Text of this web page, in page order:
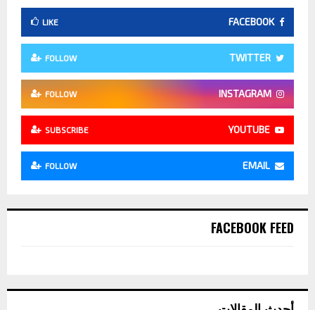
FACEBOOK
LIKE
TWITTER
FOLLOW
INSTAGRAM
FOLLOW
YOUTUBE
SUBSCRIBE
EMAIL
FOLLOW
FACEBOOK FEED